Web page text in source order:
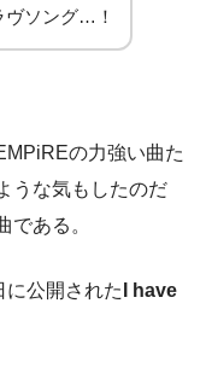
ヴソング…！
の力強い曲た
うな気もしたのだ
である。
公開された
I have